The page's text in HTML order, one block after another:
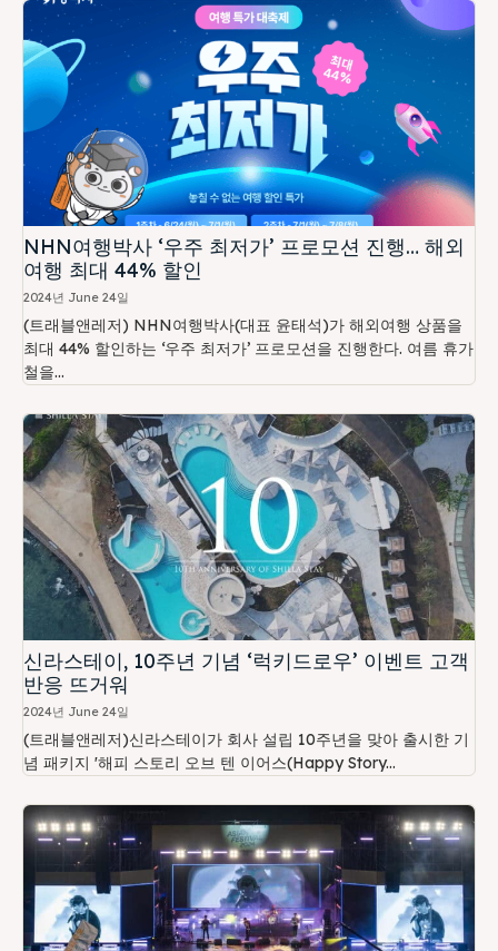
NHN여행박사 ‘우주 최저가’ 프로모션 진행… 해외
여행 최대 44% 할인
2024년 June 24일
(트래블앤레저) NHN여행박사(대표 윤태석)가 해외여행 상품을
최대 44% 할인하는 ‘우주 최저가’ 프로모션을 진행한다. 여름 휴가
철을...
신라스테이, 10주년 기념 ‘럭키드로우’ 이벤트 고객
반응 뜨거워
2024년 June 24일
(트래블앤레저)신라스테이가 회사 설립 10주년을 맞아 출시한 기
념 패키지 '해피 스토리 오브 텐 이어스(Happy Story...